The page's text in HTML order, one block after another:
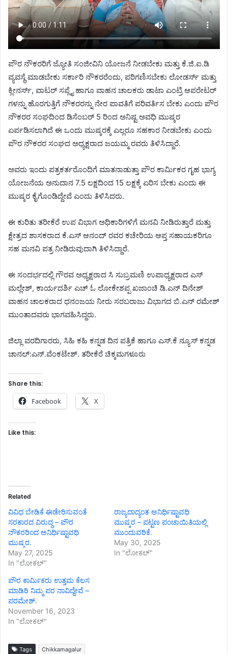
ಪೌರ ನೌಕರರಿಗೆ ಜ್ಯೋತಿ ಸಂಜೀವಿನಿ ಯೋಜನೆ ನೀಡಬೇಕು ಮತ್ತು ಕೆ.ಜಿ.ಐ.ಡಿ
ವ್ಯವಸ್ಥೆ ಮಾಡಬೇಕು ಸರ್ಕಾರಿ ನೌಕರರೆಂದು, ಪರಿಗಣಿಸಬೇಕು ಲೋಡರ್ಸ್ ಮತ್ತು
ಕ್ಲೀನರ್ಸ್, ವಾಟರ್ ಸಪ್ಲೈ ಹಾಗೂ ವಾಹನ ಚಾಲಕರು ಡಾಟಾ ಎಂಟ್ರಿ ಆಪರೇಟರ್
ಗಳನ್ನು ಹೊರಗುತ್ತಿಗೆ ನೌಕರರನ್ನು ನೇರ ಪಾವತಿಗೆ ಪರಿವರ್ತಿಸ ಬೇಕು ಎಂದು ಪೌರ
ನೌಕರರ ಸಂಘದಿಂದ ಡಿಸೆಂಬರ್ 5 ರಿಂದ ಅನಿಷ್ಟ ಅವಧಿ ಮುಷ್ಕರ
ಏರ್ಪಡಿಸಲಾಗಿದೆ ಈ ಒಂದು ಮುಷ್ಕರಕ್ಕೆ ಎಲ್ಲರೂ ಸಹಕಾರ ನೀಡಬೇಕು ಎಂದು
ಪೌರ ನೌಕರರ ಸಂಘದ ಅಧ್ಯಕ್ಷರಾದ ಜಯಮ್ಮ ರವರು ತಿಳಿಸಿದ್ದಾರೆ.
ಅವರು ಇಂದು ಪತ್ರಕರ್ತರೊಂದಿಗೆ ಮಾತನಾಡುತ್ತಾ ಪೌರ ಕಾರ್ಮಿಕರ ಗೃಹ ಭಾಗ್ಯ
ಯೋಜನೆಯ ಅನುದಾನ 7.5 ಲಕ್ಷದಿಂದ 15 ಲಕ್ಷಕ್ಕೆ ಏರಿಸ ಬೇಕು ಎಂದು ಈ
ಮುಷ್ಕರ ಕೈಗೊಂಡಿದ್ದೇವೆ ಎಂದು ತಿಳಿಸಿದರು.
ಈ ಕುರಿತು ತರೀಕೆರೆ ಉಪ ವಿಭಾಗ ಅಧಿಕಾರಿಗಳಿಗೆ ಮನವಿ ನೀಡಿರುತ್ತಾರೆ ಮತ್ತು
ಕ್ಷೇತ್ರದ ಶಾಸಕರಾದ ಕೆ.ಎಸ್ ಆನಂದ್ ರವರ ಕಚೇರಿಯ ಆಪ್ತ ಸಹಾಯಕರಿಗೂ
ಸಹ ಮನವಿ ಪತ್ರ ನೀಡಿರುವುದಾಗಿ ತಿಳಿಸಿದ್ದಾರೆ.
ಈ ಸಂದರ್ಭದಲ್ಲಿ ಗೌರವ ಅಧ್ಯಕ್ಷರಾದ ಸಿ ಸುಬ್ರಮಣಿ ಉಪಾಧ್ಯಕ್ಷರಾದ ಎಸ್
ಮಲ್ಲೇಶ್, ಕಾರ್ಯದರ್ಶಿ ಎಚ್ ಓ ಲೋಕೇಶಪ್ಪ ಖಜಾಂಚಿ ಡಿ.ಎನ್ ದಿನೇಶ್
ವಾಹನ ಚಾಲಕರಾದ ಧನಂಜಯ ನೀರು ಸರಬರಾಜು ವಿಭಾಗದ ಬಿ.ಎನ್ ರಮೇಶ್
ಮುಂತಾದವರು ಭಾಗವಹಿಸಿದ್ದರು.
ಜಿಲ್ಲಾ ವರದಿಗಾರರು, ಸಿಹಿ ಕಹಿ ಕನ್ನಡ ದಿನ ಪತ್ರಿಕೆ ಹಾಗೂ ಎಸ್.ಕೆ ನ್ಯೂಸ್ ಕನ್ನಡ
ಚಾನಲ್:ಎನ್.ವೆಂಕಟೇಶ್. ತರೀಕೆರೆ ಚಿಕ್ಕಮಗಳೂರು
Share this:
Facebook X
Like this:
Related
ವಿವಿಧ ಬೇಡಿಕೆ ಈಡೇರಿಸುವಂತೆ
ಸರಕಾರದ ವಿರುದ್ಧ – ಪೌರ
ನೌಕರರಿಂದ ಅನಿರ್ಧಿಷ್ಟಾವಧಿ
ಮುಷ್ಕರ.
May 27, 2025
In "ಲೋಕಲ್"
ರಾಜ್ಯದಾದ್ಯಂತ ಅನಿರ್ಧಿಷ್ಟಾವಧಿ
ಮುಷ್ಕರ – ಪಟ್ಟಣ ಪಂಚಾಯಿತಿಯಲ್ಲಿ
ಮುಂದುವರಿಕೆ.
May 30, 2025
In "ಲೋಕಲ್"
ಪೌರ ಕಾರ್ಮಿಕರು ಉತ್ತಮ ಕೆಲಸ
ಮಾಡಿರಿ ನಿಮ್ಮ ಪರ ನಾವಿದ್ದೇವೆ –
ಪರಮೇಶ್.
November 16, 2023
In "ಲೋಕಲ್"
Tags Chikkamagalur